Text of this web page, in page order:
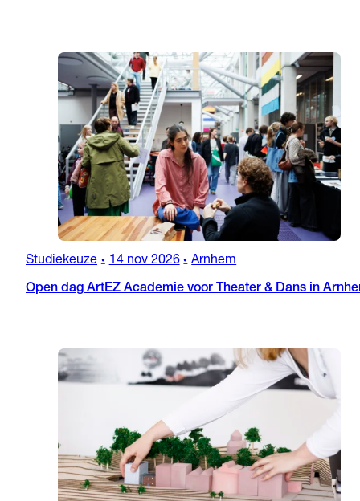
Studiekeuze • 14 nov 2026 • Arnhem
Open dag ArtEZ Academie voor Theater & Dans in